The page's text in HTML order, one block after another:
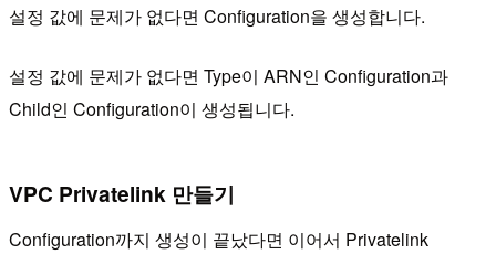
설정 값에 문제가 없다면 Configuration을 생성합니다.
설정 값에 문제가 없다면 Type이 ARN인 Configuration과
Child인 Configuration이 생성됩니다.
VPC Privatelink 만들기
Configuration까지 생성이 끝났다면 이어서 Privatelink